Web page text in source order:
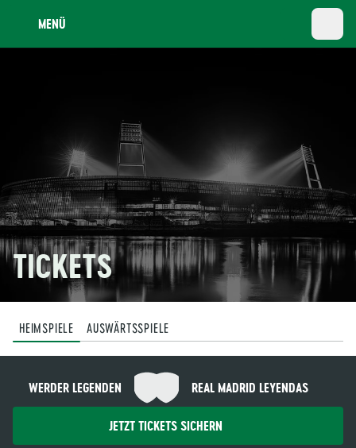
MENÜ
TICKETS
HEIMSPIELE AUSWÄRTSSPIELE
WERDER LEGENDEN REAL MADRID LEYENDAS
JETZT TICKETS SICHERN